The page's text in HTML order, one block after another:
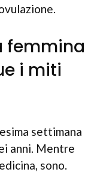
femmina
i miti
settimana
anni. Mentre
sono.